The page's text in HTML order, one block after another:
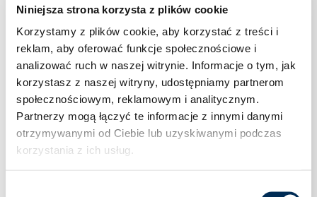
Niniejsza strona korzysta z plików cookie
Korzystamy z plików cookie, aby korzystać z treści i
reklam, aby oferować funkcje społecznościowe i
analizować ruch w naszej witrynie. Informacje o tym, jak
korzystasz z naszej witryny, udostępniamy partnerom
społecznościowym, reklamowym i analitycznym.
Partnerzy mogą łączyć te informacje z innymi danymi
otrzymywanymi od Ciebie lub uzyskiwanymi podczas
korzystania z ich usług.